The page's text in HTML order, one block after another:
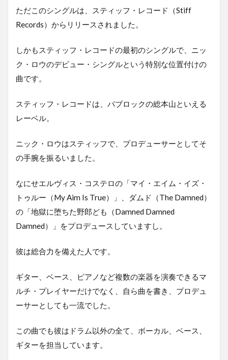
ただこのシングルは、スティッフ・レコード（Stiff
Records）からリリースされました。
しかもスティッフ・レコードの最初のシングルで、ニッ
ク・ロウのデビュー・シングルという特別な位置付けの
曲です。
スティッフ・レコードは、パブロックの総本山といえる
レーベル。
ニック・ロウはスティッフで、プロデューサーとしてそ
の手腕を振るいました。
なにせエルヴィス・コステロの「マイ・エイム・イズ・
トゥルー（My Aim Is True）」、ダムド（The Damned）
の「地獄に堕ちた野郎ども（Damned Damned
Damned）」をプロデュースしていますし。
彼は総合力を備えた人です。
ギター、ベース、ピアノなど複数の楽器を演奏できるマ
ルチ・プレイヤーだけでなく、自ら曲を書き、プロデュ
ーサーとしても一流でした。
この曲でも彼はドラム以外の全て、ボーカル、ベース、
ギターを担当しています。